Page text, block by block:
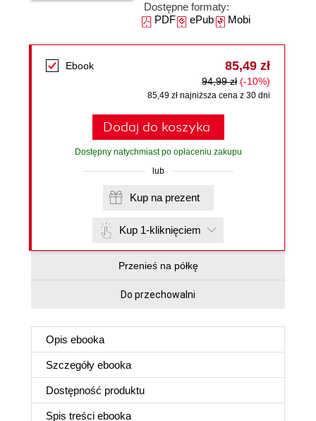
Dostępne formaty:
PDFePubMobi
Ebook 85,49 zł
94,99 zł (-10%)
85,49 zł najniższa cena z 30 dni
Dodaj do koszyka
Dostępny natychmiast po opłaceniu zakupu
lub
Kup na prezent
Kup 1-kliknięciem
Przenieś na półkę
Do przechowalni
Opis ebooka
Szczegóły ebooka
Dostępność produktu
Spis treści ebooka